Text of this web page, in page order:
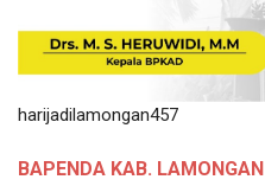
harijadilamongan457
BAPENDA KAB. LAMONGAN